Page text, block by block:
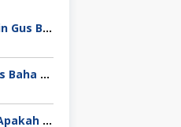
Download Mp3 Kajian Rutin Gus Baha Khawarij Hobi Mencela
Download Kajian Rutin Gus Baha Agama Islam Di Akhir Zaman
Download Mp3 Gus Baha Apakah Salat Dhuha Bisa Membuat Kaya